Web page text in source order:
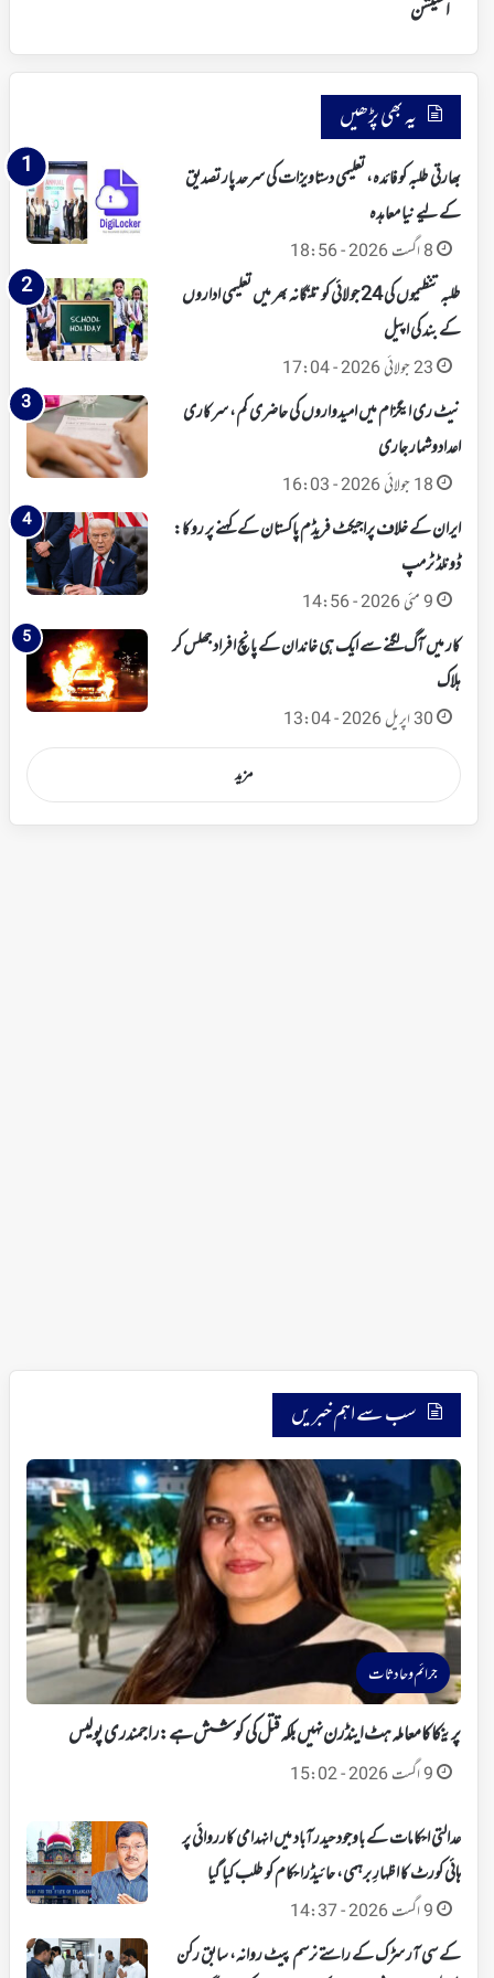
اسٹیشن
اسٹیشن
یہ بھی پڑھیں
بھارتی طلبہ کو فائدہ، تعلیمی دستاویزات کی سرحد پار تصدیق
کے لیے نیا معاہدہ
8 اگست 2026 - 18:56
طلبہ تنظیموں کی 24 جولائی کو تلنگانہ بھر میں تعلیمی اداروں
کے بند کی اپیل
23 جولائی 2026 - 17:04
نیٹ ری ایگزام میں امیدواروں کی حاضری کم، سرکاری
اعدادوشمار جاری
18 جولائی 2026 - 16:03
ایران کے خلاف پراجیکٹ فریڈم پاکستان کے کہنے پر روکا:
ڈونلڈ ٹرمپ
9 مئی 2026 - 14:56
کار میں آگ لگنے سے ایک ہی خاندان کے پانچ افراد جھلس کر
ہلاک
30 اپریل 2026 - 13:04
مزید
سب سے اہم خبریں
جرائم و حادثات
پرینکا کا معاملہ ہٹ اینڈ رن نہیں بلکہ قتل کی کوشش ہے: راجمندری پولیس
9 اگست 2026 - 15:02
عدالتی احکامات کے باوجود حیدرآباد میں انہدامی کارروائی پر
ہائی کورٹ کا اظہارِ برہمی، حائیڈرا حکام کو طلب کیا گیا
9 اگست 2026 - 14:37
کے سی آر سڑک کے راستے نرسم پیٹ روانہ، سابق رکن